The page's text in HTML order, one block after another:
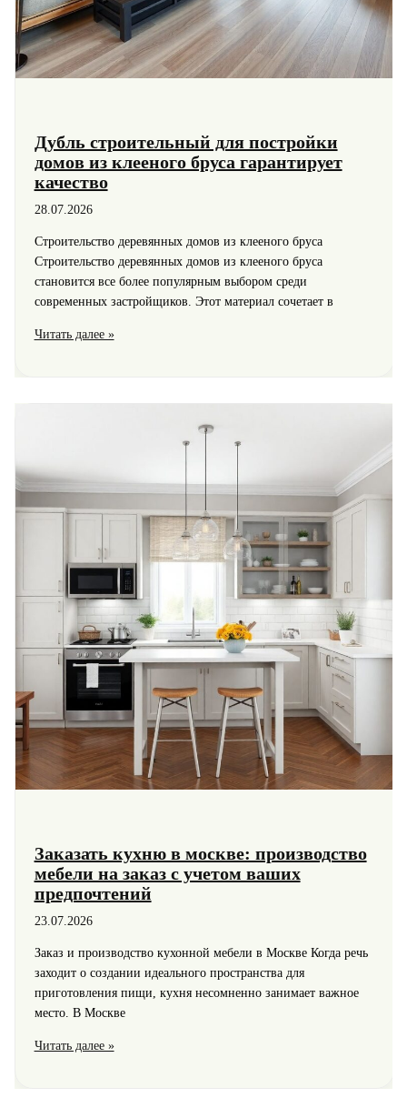
Дубль строительный для постройки
домов из клееного бруса гарантирует
качество
28.07.2026
Строительство деревянных домов из клееного бруса
Строительство деревянных домов из клееного бруса
становится все более популярным выбором среди
современных застройщиков. Этот материал сочетает в
Дубль
бруса
гарантирует
качество
Читать далее »
Заказать кухню в москве: производство
мебели на заказ с учетом ваших
предпочтений
23.07.2026
Заказ и производство кухонной мебели в Москве Когда речь
заходит о создании идеального пространства для
приготовления пищи, кухня несомненно занимает важное
место. В Москве
Заказать
Читать далее »